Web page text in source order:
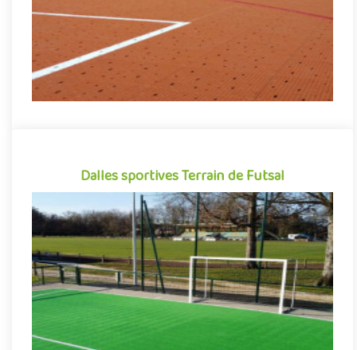
Dalles sportives Terrain de Futsal
Dalles sportives Terrain de Futsal
Revêtement de sol sportif sous forme de dalles clipsables en
polypropylène, Flexipads Futsal se démarque par sa grande
facili..
Indiquez la surface en m²